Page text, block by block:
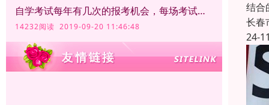
自学考试每年有几次的报考机会，每场考试的时间和满分分别是多少
14232阅读 2019-09-20 11:46:48
结合
长春
24-